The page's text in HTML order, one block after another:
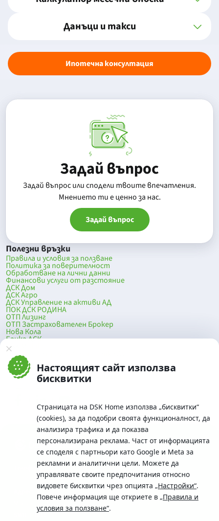
Настоящият сайт използва
бисквитки
Страницата на DSK Home използва „бисквитки“
(cookies), за да подобри своята функционалност, да
анализира трафика и да показва
персонализирана реклама. Част от информацията
се споделя с партньори като Google и Meta за
рекламни и аналитични цели. Можете да
управлявате своите предпочитания относно
видовете бисквитки чрез опцията „Настройки“.
Повече информация ще откриете в „Правила и
условия за ползване“.
Данъци и такси
Ипотечна консултация
Задай въпрос
Задай въпрос или сподели твоите впечатления.
Mнението ти е ценно за нас.
Задай въпрос
Полезни връзки
Правила и условия за ползване
Политика за поверителност
Обработване на лични данни
Финансови услуги от разстояние
ДСК Дом
ДСК Агро
ДСК Управление на активи АД
ПОК ДСК РОДИНА
ОТП Лизинг
ОТП Застрахователен Брокер
Нова Кола
Банка ДСК
DSK Mobile
Оферти за продажба от Банка ДСК
Клонова мрежа и банкомати
До началото на страницата
Телефон:
0700 10 375 / *2375
Московска No.19 / ул. Г. Бенковски No. 5, София 1036
SWIFT/BIC: